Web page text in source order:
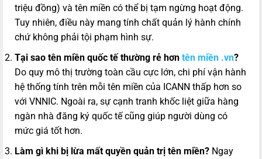
triệu đồng) và tên miền có thể bị tạm ngừng hoạt động.
Tuy nhiên, điều này mang tính chất quản lý hành chính
chứ không phải tội phạm hình sự.
Tại sao tên miền quốc tế thường rẻ hơn tên miền .vn?
Do quy mô thị trường toàn cầu cực lớn, chi phí vận hành
hệ thống tính trên mỗi tên miền của ICANN thấp hơn so
với VNNIC. Ngoài ra, sự cạnh tranh khốc liệt giữa hàng
ngàn nhà đăng ký quốc tế cũng giúp người dùng có
mức giá tốt hơn.
Làm gì khi bị lừa mất quyền quản trị tên miền? Ngay